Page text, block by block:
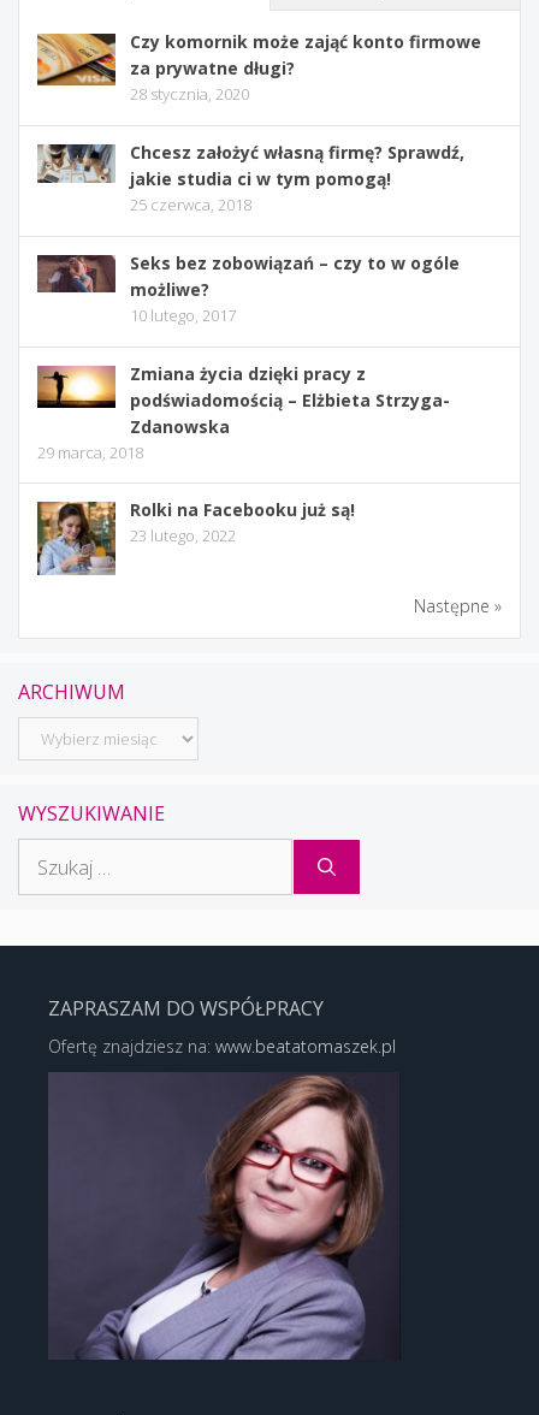
Czy komornik może zająć konto firmowe
za prywatne długi?
28 stycznia, 2020
Chcesz założyć własną firmę? Sprawdź,
jakie studia ci w tym pomogą!
25 czerwca, 2018
Seks bez zobowiązań – czy to w ogóle
możliwe?
10 lutego, 2017
Zmiana życia dzięki pracy z
podświadomością – Elżbieta Strzyga-
Zdanowska
29 marca, 2018
Rolki na Facebooku już są!
23 lutego, 2022
Następne »
ARCHIWUM
Archiwum
WYSZUKIWANIE
ZAPRASZAM DO WSPÓŁPRACY
Ofertę znajdziesz na: www.beatatomaszek.pl